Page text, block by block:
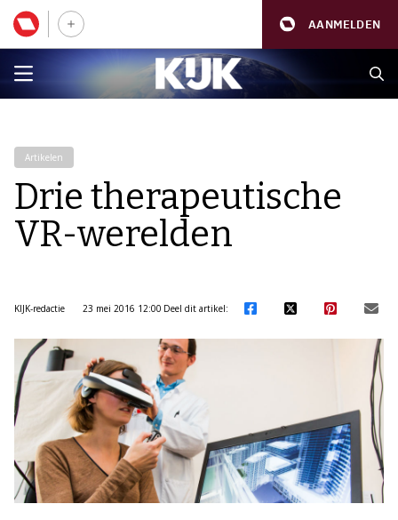
AANMELDEN
Artikelen
Drie therapeutische
VR-werelden
KIJK-redactie 23 mei 2016 12:00 Deel dit artikel: